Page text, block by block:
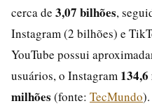
cerca de 3,07 bilhões,
Instagram (2 bilhões) e
YouTube possui
usuários, o Instagram
milhões (fonte: TecMundo